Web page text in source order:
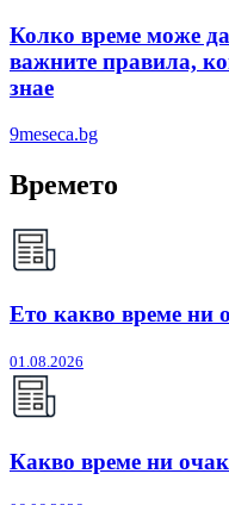
Колко време може
важните правила,
знае
9meseca.bg
Времето
Ето какво време ни
01.08.2026
Какво време ни